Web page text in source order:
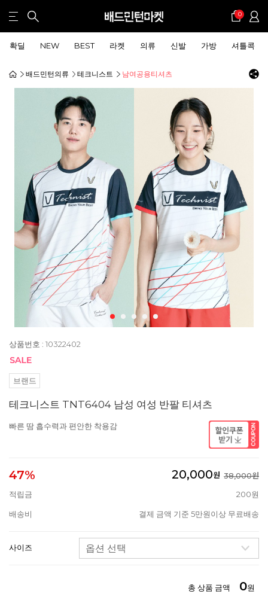
0
확딜 NEW BEST 라켓 의류 신발 가방 셔틀콕
배드민턴의류 테크니스트 남여공용티셔츠
상품번호 : 10322402
브랜드
테크니스트 TNT6404 남성 여성 반팔 티셔츠
빠른 땀 흡수력과 편안한 착용감
47% 20,000원 38,000원
적립금
200원
배송비 결제 금액 기준 5만원이상 무료배송
사이즈
총 상품 금액 0원